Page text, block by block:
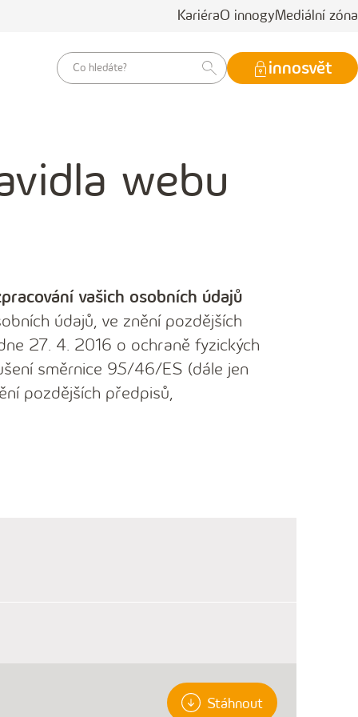
KariéraO innogyMediální zóna
vyhledávací
dotaz
innosvět
webu
vašich osobních údajů
údajů, ve znění pozdějších
27. 4. 2016 o ochraně fyzických
směrnice 95/46/ES (dále jen
pozdějších předpisů,
Stáhnout